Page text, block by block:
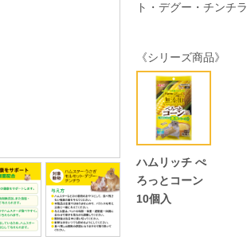
ト・デグー・チンチラ
《シリーズ商品》
ハムリッチ ぺ
ろっとコーン
10個入